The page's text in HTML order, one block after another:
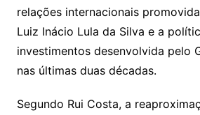
relações internacionais
Luiz Inácio Lula da Silva e a
investimentos desenvolvida pelo
nas últimas duas décadas.
Segundo Rui Costa, a